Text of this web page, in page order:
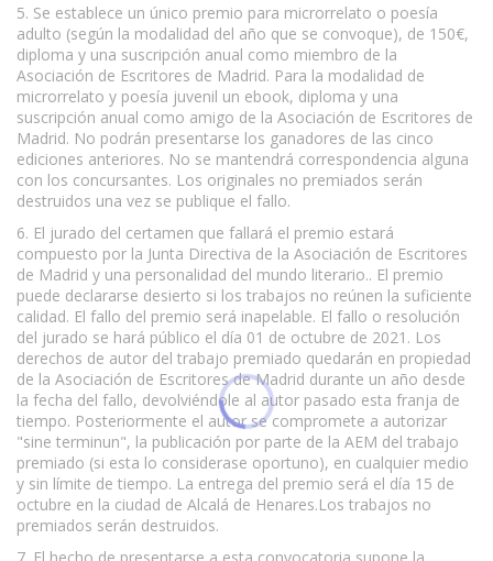
5. Se establece un único premio para microrrelato o poesía
adulto (según la modalidad del año que se convoque), de 150€,
diploma y una suscripción anual como miembro de la
Asociación de Escritores de Madrid. Para la modalidad de
microrrelato y poesía juvenil un ebook, diploma y una
suscripción anual como amigo de la Asociación de Escritores de
Madrid. No podrán presentarse los ganadores de las cinco
ediciones anteriores. No se mantendrá correspondencia alguna
con los concursantes. Los originales no premiados serán
destruidos una vez se publique el fallo.
6. El jurado del certamen que fallará el premio estará
compuesto por la Junta Directiva de la Asociación de Escritores
de Madrid y una personalidad del mundo literario.. El premio
puede declararse desierto si los trabajos no reúnen la suficiente
calidad. El fallo del premio será inapelable. El fallo o resolución
del jurado se hará público el día 01 de octubre de 2021. Los
derechos de autor del trabajo premiado quedarán en propiedad
de la Asociación de Escritores de Madrid durante un año desde
la fecha del fallo, devolviéndole al autor pasado esta franja de
tiempo. Posteriormente el autor se compromete a autorizar
"sine terminun", la publicación por parte de la AEM del trabajo
premiado (si esta lo considerase oportuno), en cualquier medio
y sin límite de tiempo. La entrega del premio será el día 15 de
octubre en la ciudad de Alcalá de Henares.Los trabajos no
premiados serán destruidos.
7. El hecho de presentarse a esta convocatoria supone la